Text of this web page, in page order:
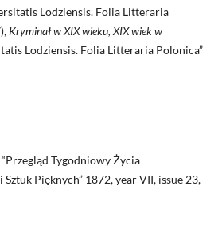
Lodziensis. Folia Litteraria
Kryminał w XIX wieku, XIX wiek w
Lodziensis. Folia Litteraria Polonica”
Tygodniowy Życia
Pięknych” 1872, year VII, issue 23,